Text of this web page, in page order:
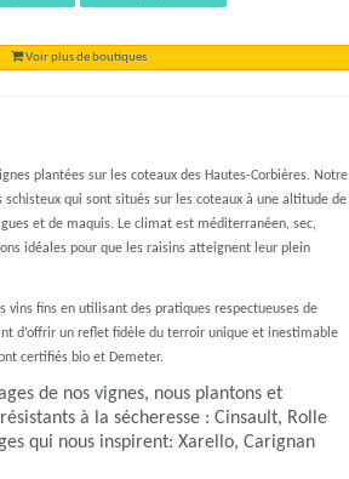
Voir plus de boutiques
plantées sur les coteaux des Hautes-Corbières. Notre
qui sont situés sur les coteaux à une altitude de
et de maquis. Le climat est méditerranéen, sec,
idéales pour que les raisins atteignent leur plein
vins fins en utilisant des pratiques respectueuses de
d’offrir un reflet fidèle du terroir unique et inestimable
certifiés bio et Demeter.
de nos vignes, nous plantons et
à la sécheresse : Cinsault, Rolle
qui nous inspirent: Xarello, Carignan